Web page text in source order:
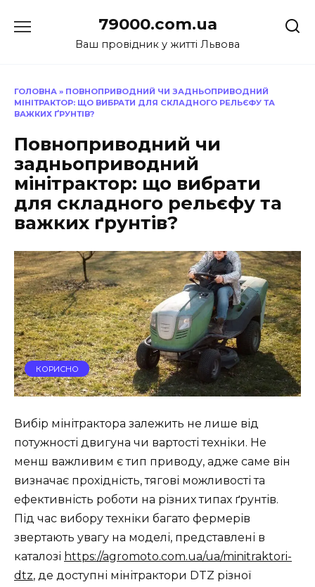
до
79000.com.ua
Ваш провідник у житті Львова
ГОЛОВНА » ПОВНОПРИВОДНИЙ ЧИ ЗАДНЬОПРИВОДНИЙ
МІНІТРАКТОР: ЩО ВИБРАТИ ДЛЯ СКЛАДНОГО РЕЛЬЄФУ ТА
ВАЖКИХ ҐРУНТІВ?
Повноприводний чи
задньоприводний
мінітрактор: що вибрати
для складного рельєфу та
важких ґрунтів?
КОРИСНО
Вибір мінітрактора залежить не лише від
потужності двигуна чи вартості техніки. Не
менш важливим є тип приводу, адже саме він
визначає прохідність, тягові можливості та
ефективність роботи на різних типах ґрунтів.
Під час вибору техніки багато фермерів
звертають увагу на моделі, представлені в
каталозі https://agromoto.com.ua/ua/minitraktori-
dtz, де доступні мінітрактори DTZ різної